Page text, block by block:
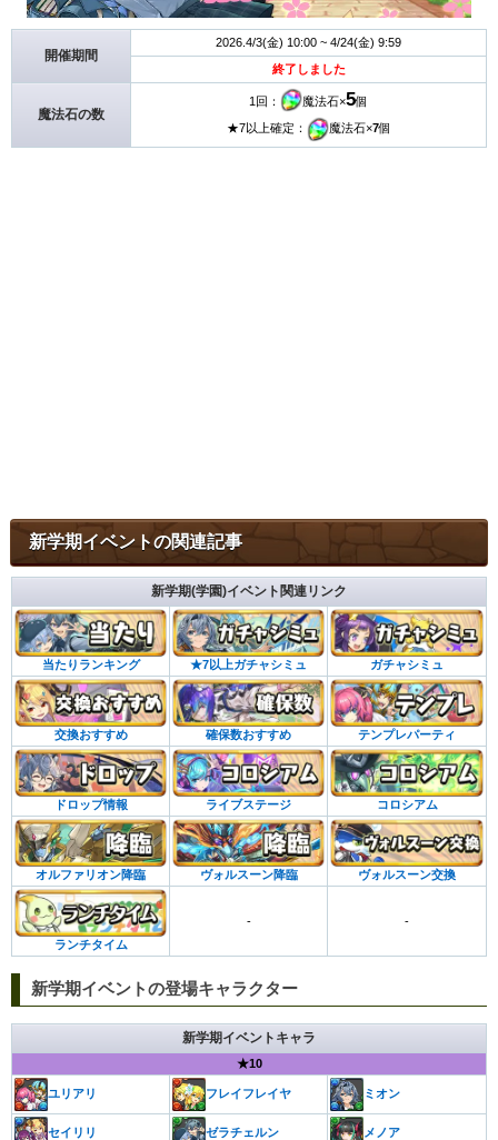
開催期間
2026.4/3(金) 10:00 ~ 4/24(金) 9:59
終了しました
魔法石の数
1回： 魔法石×5個
★7以上確定： 魔法石×7個
新学期イベントの関連記事
新学期(学園)イベント関連リンク
当たりランキング ★7以上ガチャシミュ ガチャシミュ
交換おすすめ 確保数おすすめ テンプレパーティ
ドロップ情報 ライブステージ コロシアム
オルファリオン降臨 ヴォルスーン降臨 ヴォルスーン交換
ランチタイム
- -
新学期イベントの登場キャラクター
新学期イベントキャラ
★10
ユリアリ フレイフレイヤ ミオン
セイリリ ゼラチェルン メノア